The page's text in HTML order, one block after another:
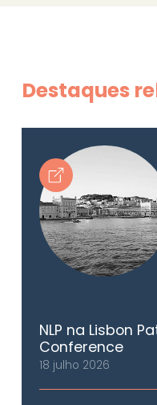
Destaques
NLP na Lisbon
Conference
18 julho 2026